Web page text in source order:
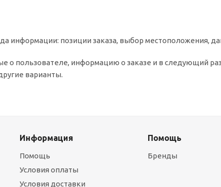
информации: позиции заказа, выбор местоположения,
о пользователе, информацию о заказе и в следующий
варианты.
Информация
Помощь
Условия оплаты
Условия доставки
Помощь
Бренды